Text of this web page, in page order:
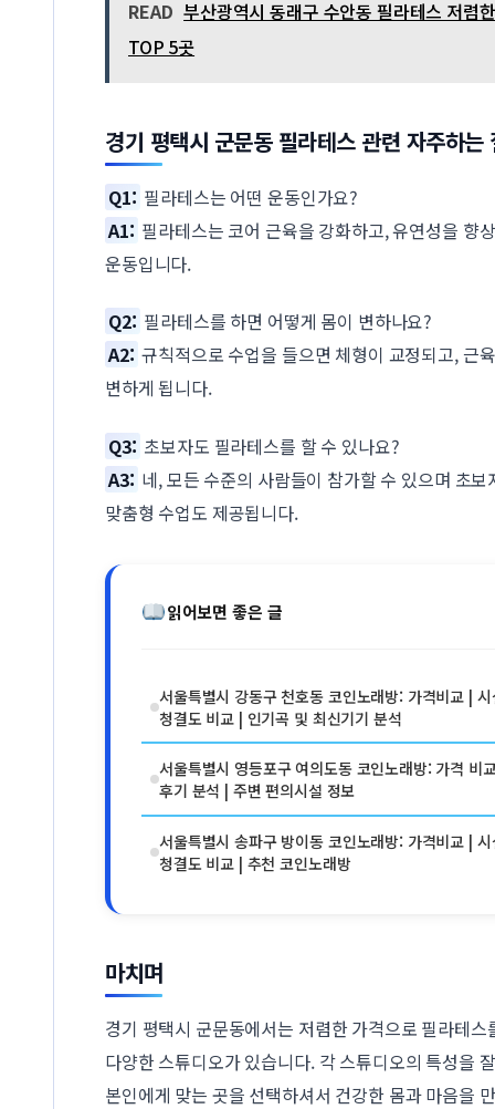
READ 부산광역시 동래구 수안동 필라테스 저렴
TOP 5곳
경기 평택시 군문동 필라테스 관련 자주하는
Q1: 필라테스는 어떤 운동인가요?
A1: 필라테스는 코어 근육을 강화하고, 유연성을 향
운동입니다.
Q2: 필라테스를 하면 어떻게 몸이 변하나요?
A2: 규칙적으로 수업을 들으면 체형이 교정되고, 근
변하게 됩니다.
Q3: 초보자도 필라테스를 할 수 있나요?
A3: 네, 모든 수준의 사람들이 참가할 수 있으며 초보
맞춤형 수업도 제공됩니다.
읽어보면 좋은 글
서울특별시 강동구 천호동 코인노래방: 가격비교 |
청결도 비교 | 인기곡 및 최신기기 분석
서울특별시 영등포구 여의도동 코인노래방: 가격 비
후기 분석 | 주변 편의시설 정보
서울특별시 송파구 방이동 코인노래방: 가격비교 |
청결도 비교 | 추천 코인노래방
마치며
경기 평택시 군문동에서는 저렴한 가격으로 필라테스
다양한 스튜디오가 있습니다. 각 스튜디오의 특성을
본인에게 맞는 곳을 선택하셔서 건강한 몸과 마음을